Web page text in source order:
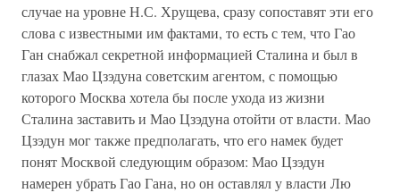
случае на уровне Н.С. Хрущева, сразу сопоставят эти его
слова с известными им фактами, то есть с тем, что Гао
Ган снабжал секретной информацией Сталина и был в
глазах Мао Цзэдуна советским агентом, с помощью
которого Москва хотела бы после ухода из жизни
Сталина заставить и Мао Цзэдуна отойти от власти. Мао
Цзэдун мог также предполагать, что его намек будет
понят Москвой следующим образом: Мао Цзэдун
намерен убрать Гао Гана, но он оставлял у власти Лю